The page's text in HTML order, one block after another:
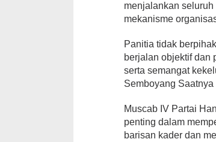
menjalankan
mekanisme
Panitia tidak
berjalan objektif dan
serta semangat
Semboyang
Muscab IV Partai
penting dalam
barisan kader dan